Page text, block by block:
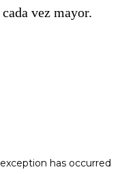
vez mayor.